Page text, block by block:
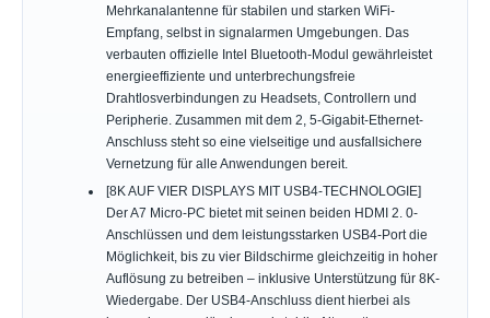
Mehrkanalantenne für stabilen und starken WiFi-
Empfang, selbst in signalarmen Umgebungen. Das
verbauten offizielle Intel Bluetooth-Modul gewährleistet
energieeffiziente und unterbrechungsfreie
Drahtlosverbindungen zu Headsets, Controllern und
Peripherie. Zusammen mit dem 2, 5-Gigabit-Ethernet-
Anschluss steht so eine vielseitige und ausfallsichere
Vernetzung für alle Anwendungen bereit.
[8K AUF VIER DISPLAYS MIT USB4-TECHNOLOGIE]
Der A7 Micro-PC bietet mit seinen beiden HDMI 2. 0-
Anschlüssen und dem leistungsstarken USB4-Port die
Möglichkeit, bis zu vier Bildschirme gleichzeitig in hoher
Auflösung zu betreiben – inklusive Unterstützung für 8K-
Wiedergabe. Der USB4-Anschluss dient hierbei als